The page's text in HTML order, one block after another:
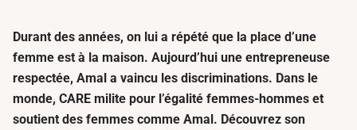
Durant des années, on lui a répété que la place d’une
femme est à la maison. Aujourd’hui une entrepreneuse
respectée, Amal a vaincu les discriminations. Dans le
monde, CARE milite pour l’égalité femmes-hommes et
soutient des femmes comme Amal. Découvrez son